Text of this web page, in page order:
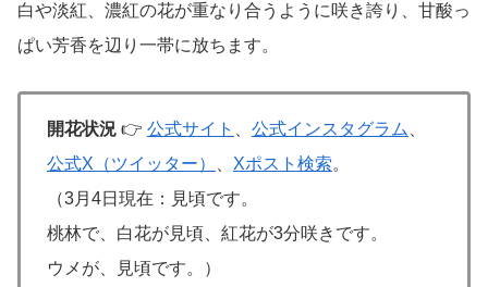
白や淡紅、濃紅の花が重なり合うように咲き誇り、甘酸っ
ぱい芳香を辺り一帯に放ちます。
開花状況 👉 公式サイト 公式インスタグラム
公式X（ツイッター）
Xポスト検索。
（3月4日現在：見頃です。
桃林で、白花が見頃、紅花が3分咲きです。
ウメが、見頃です。）